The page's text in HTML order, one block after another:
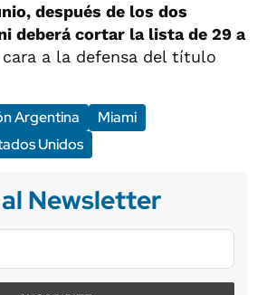
después de los dos
deberá cortar la lista de 29 a
cara a la defensa del título
Argentina
Miami
Unidos
Newsletter